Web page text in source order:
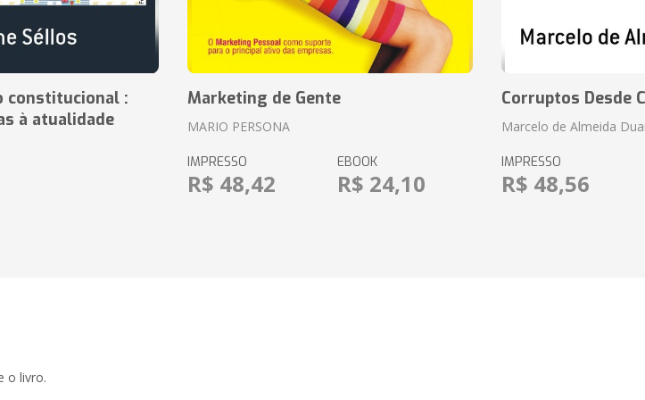
constitucional :
à atualidade
Marketing de Gente
MARIO PERSONA
IMPRESSO
R$ 48,42
EBOOK
R$ 24,10
Corruptos Desde
Marcelo de Almeida
IMPRESSO
R$ 48,56
o livro.